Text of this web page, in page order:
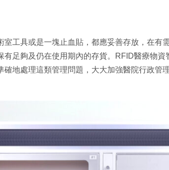
室工具或是一塊止血貼，都應妥善存放，在
有足夠及仍在使用期內的存貨。RFID醫療物
確地處理這類管理問題，大大加強醫院行政管